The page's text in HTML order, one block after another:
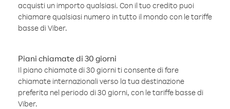
acquisti un importo qualsiasi. Con il tuo credito puoi
chiamare qualsiasi numero in tutto il mondo con le tariffe
basse di Viber.
Piani chiamate di 30 giorni
Il piano chiamate di 30 giorni ti consente di fare
chiamate internazionali verso la tua destinazione
preferita nel periodo di 30 giorni, con le tariffe basse di
Viber.